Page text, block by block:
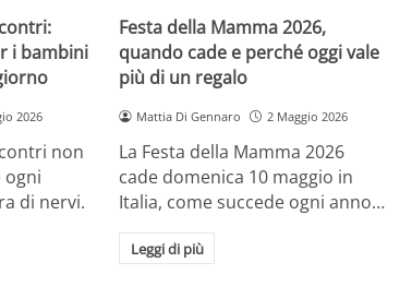
i bambini
2026
non
di nervi.
Festa della Mamma 2026,
quando cade e perché oggi vale
più di un regalo
Mattia Di Gennaro 2 Maggio 2026
La Festa della Mamma 2026
cade domenica 10 maggio in
Italia, come succede ogni anno…
Leggi di più